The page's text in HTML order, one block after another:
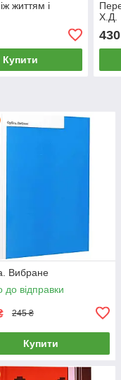
життям і
Купити
Х.Д.
430
Вибране
до відправки
245 ₴
Купити